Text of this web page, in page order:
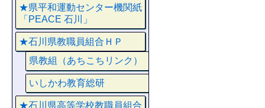
★県平和運動センター機関紙
「PEACE 石川」
★石川県教職員組合ＨＰ
県教組（あちこちリンク）
いしかわ教育総研
★石川県高等学校教職員組合